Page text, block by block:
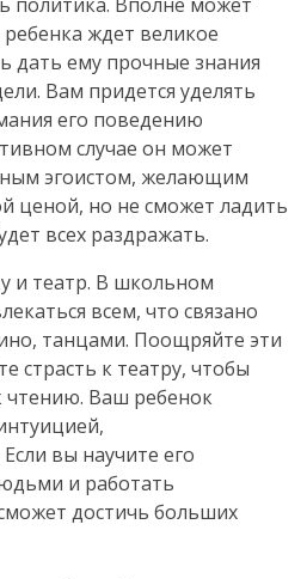
ждет великое
дать ему прочные знания
Вам придется уделять
его поведению
случае он может
эгоистом, желающим
ценой, но не сможет ладить
всех раздражать.
и театр. В школьном
всем, что связано
танцами. Поощряйте эти
страсть к театру, чтобы
чтению. Ваш ребенок
вы научите его
и работать
достичь больших